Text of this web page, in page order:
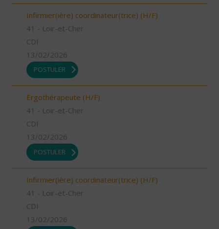
Infirmier(ière) coordinateur(trice) (H/F)
41 - Loir-et-Cher
CDI
13/02/2026
POSTULER
Ergothérapeute (H/F)
41 - Loir-et-Cher
CDI
13/02/2026
POSTULER
Infirmier(ière) coordinateur(trice) (H/F)
41 - Loir-et-Cher
CDI
13/02/2026